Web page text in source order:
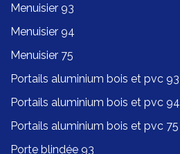
Menuisier 93
Menuisier 94
Menuisier 75
Portails aluminium bois et pvc 93
Portails aluminium bois et pvc 94
Portails aluminium bois et pvc 75
Porte blindée 93